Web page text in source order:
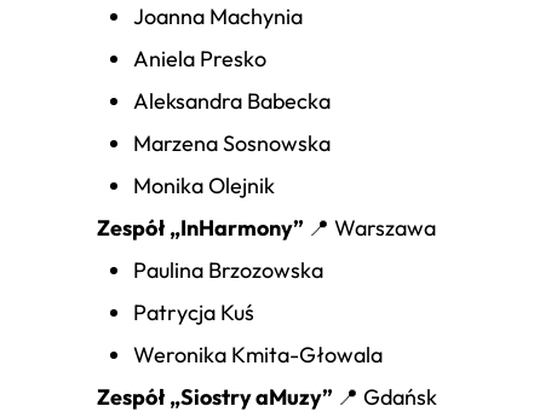
Joanna Machynia
Aniela Presko
Aleksandra Babecka
Marzena Sosnowska
Monika Olejnik
Zespół „InHarmony” 📍 Warszawa
Paulina Brzozowska
Patrycja Kuś
Weronika Kmita-Głowala
Zespół „Siostry aMuzy” 📍 Gdańsk